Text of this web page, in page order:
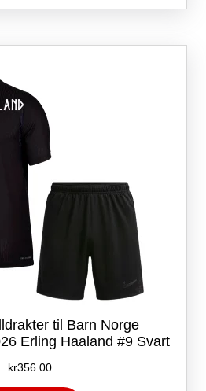
flere
Alternativene
til Barn Norge
Erling Haaland #9 Svart
kr356.00